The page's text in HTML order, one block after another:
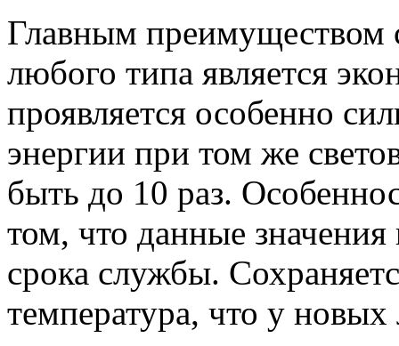
Главным преимуществом
любого типа является
проявляется особенно
энергии при том же
быть до 10 раз.
том, что данные
срока службы.
температура, что у